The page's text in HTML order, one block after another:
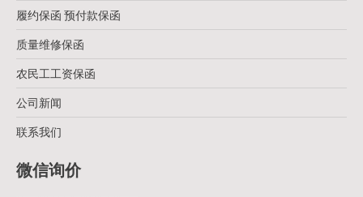
履约保函 预付款保函
质量维修保函
农民工工资保函
公司新闻
联系我们
微信询价